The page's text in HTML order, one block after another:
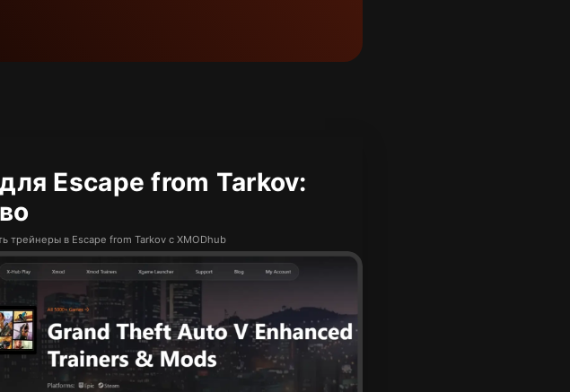
Escape from Tarkov:
трейнеры в Escape from Tarkov с XMODhub